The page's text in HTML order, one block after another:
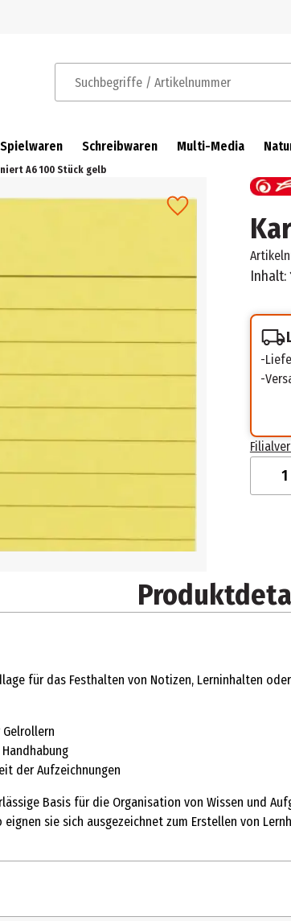
Suchbegriffe / Artikelnummer
Spielwaren Schreibwaren Multi-Media
A6 100 Stück gelb
Inhalt:
1
für das Festhalten von Notizen, Lerninhalten
der Aufzeichnungen
Basis für die Organisation von Wissen und
sie sich ausgezeichnet zum Erstellen von